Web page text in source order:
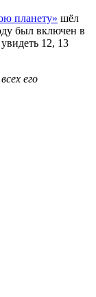
планету» шёл
был включен в
12, 13
его